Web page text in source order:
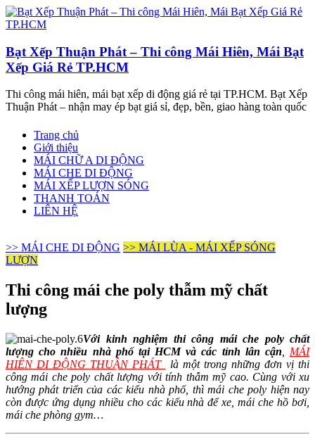
Bạt Xếp Thuận Phát – Thi công Mái Hiên, Mái Bạt
Xếp Giá Rẻ TP.HCM
Thi công mái hiên, mái bạt xếp di động giá rẻ tại TP.HCM. Bạt Xếp
Thuận Phát – nhận may ép bạt giá sỉ, đẹp, bền, giao hàng toàn quốc
Trang chủ
Giới thiệu
MÁI CHỮ A DI ĐỘNG
MÁI CHE DI ĐỘNG
MÁI XẾP LƯỢN SÓNG
THANH TOÁN
LIÊN HỆ
>> MÁI CHE DI ĐỘNG >> MÁI LÙA - MÁI XẾP SÓNG
LƯỢN
Thi công mái che poly thẫm mỹ chất
lượng
Với kinh nghiệm thi công mái che poly chất
lượng cho nhiều nhà phố tại HCM và các tỉnh lân cận
MÁI
HIÊN DI ĐỘNG THUẬN PHÁT
là một trong những đơn vị thi
công mái che poly chất lượng với tính thẫm mỹ cao. Cùng với xu
hướng phát triển của các kiểu nhà phố, thì mái che poly hiện nay
còn được ứng dụng nhiều cho các kiểu nhà để xe, mái che hồ bơi,
mái che phòng gym…